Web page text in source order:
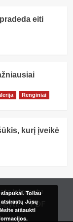
eiti
Renginiai
kurį įveikė
internetu
PDF
Toliau
Jūsų
atšaukti